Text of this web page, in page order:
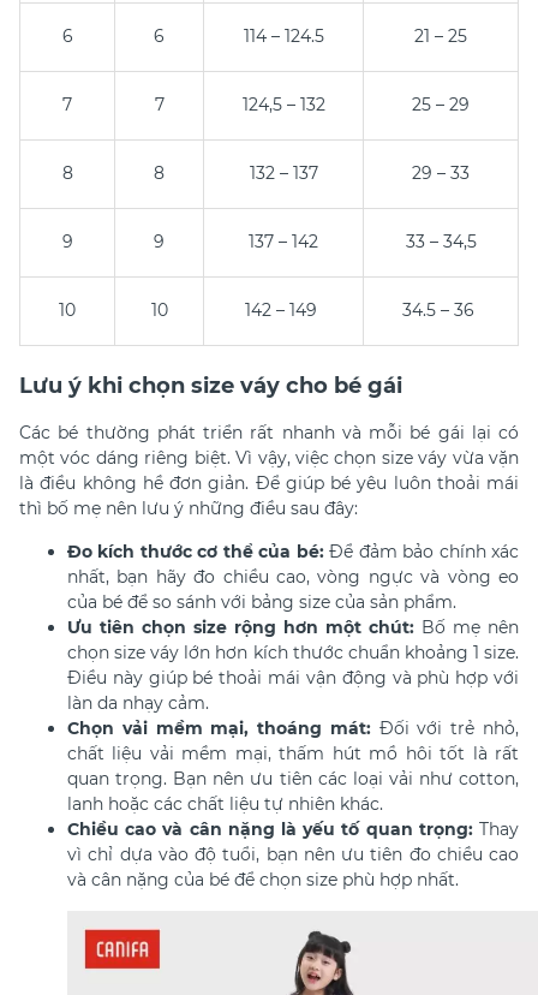
6 6 114 – 124.5 21 – 25
7 7 124,5 – 132 25 – 29
8 8 132 – 137 29 – 33
9 9 137 – 142 33 – 34,5
10 10 142 – 149 34.5 – 36
Lưu ý khi chọn size váy cho bé gái
Các bé thường phát triển rất nhanh và mỗi bé gái lại có
một vóc dáng riêng biệt. Vì vậy, việc chọn size váy vừa vặn
là điều không hề đơn giản. Để giúp bé yêu luôn thoải mái
thì bố mẹ nên lưu ý những điều sau đây:
Đo kích thước cơ thể của bé:Để đảm bảo chính xác
nhất, bạn hãy đo chiều cao, vòng ngực và vòng eo
của bé để so sánh với bảng size của sản phẩm.
Ưu tiên chọn size rộng hơn một chút: Bố mẹ nên
chọn size váy lớn hơn kích thước chuẩn khoảng 1 size.
Điều này giúp bé thoải mái vận động và phù hợp với
làn da nhạy cảm.
Chọn vải mềm mại, thoáng mát:Đối với trẻ nhỏ,
chất liệu vải mềm mại, thấm hút mồ hôi tốt là rất
quan trọng. Bạn nên ưu tiên các loại vải như cotton,
lanh hoặc các chất liệu tự nhiên khác.
Chiều cao và cân nặng là yếu tố quan trọng:Thay
vì chỉ dựa vào độ tuổi, bạn nên ưu tiên đo chiều cao
và cân nặng của bé để chọn size phù hợp nhất.